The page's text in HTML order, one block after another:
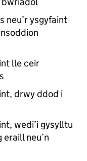
neu’r ysgyfaint
lle ceir
drwy ddod i
wedi’i gysylltu
neu’n